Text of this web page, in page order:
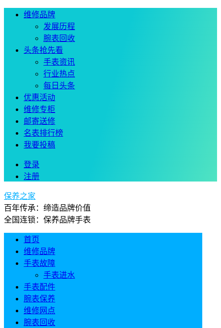
维修品牌
发展历程
腕表回收
头条抢先看
手表资讯
行业热点
每日头条
优惠活动
维修专柜
邮寄送修
名表排行榜
我要投稿
登录
注册
保养之家
百年传承：缔造品牌价值
全国连锁：保养品牌手表
首页
维修品牌
手表故障
手表进水
手表配件
腕表保养
维修网点
腕表回收